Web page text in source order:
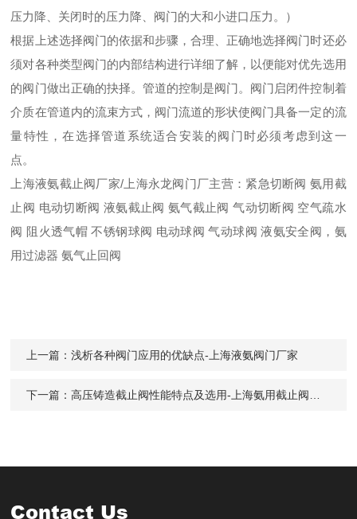
压力降、关闭时的压力降、阀门的大和小进口压力。）
根据上述选择阀门的依据和步骤，合理、正确地选择阀门时还必
须对各种类型阀门的内部结构进行详细了解，以便能对优先选用
的阀门做出正确的抉择。管道的控制是阀门。阀门启闭件控制着
介质在管道内的流束方式，阀门流道的形状使阀门具备一定的流
量特性，在选择管道系统适合安装的阀门时必须考虑到这一
点。
上海液氨截止阀厂家/上海永龙阀门厂主营：紧急切断阀 氨用截
止阀 电动切断阀 液氨截止阀 氨气截止阀 气动切断阀 空气疏水
阀 阻火透气帽 不锈钢球阀 电动球阀 气动球阀 液氨安全阀，氨
用过滤器 氨气止回阀
上一篇：浅析各种阀门应用的优缺点-上海液氨阀门厂家
下一篇：高压铸造截止阀性能特点及选用-上海氨用截止阀厂家
Contact Us